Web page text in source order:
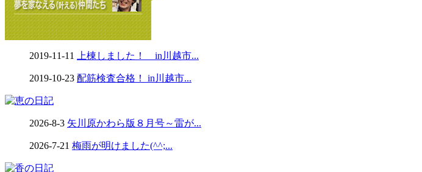
2019-11-11 上棟しました！ in川越市...
2019-10-23 配筋検査合格！ in川越市...
2026-8-3 矢川原かわら版８月号～雷が...
2026-7-21 梅雨が明けました(^^;...